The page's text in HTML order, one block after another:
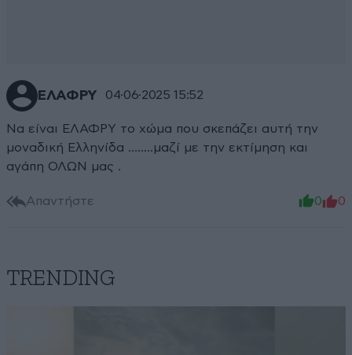
ΕΛΑΦΡΥ 04·06·2025 15:52
Να είναι ΕΛΑΦΡΥ το χώμα που σκεπάζει αυτή την
μοναδική Ελληνίδα ……..μαζί με την εκτίμηση και
αγάπη ΟΛΩΝ μας .
Απαντήστε 0 0
TRENDING